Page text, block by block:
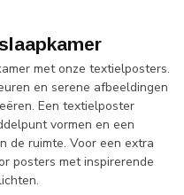
met onze textielposters.
en serene afbeeldingen
Een textielposter
vormen en een
de ruimte. Voor een extra
posters met inspirerende